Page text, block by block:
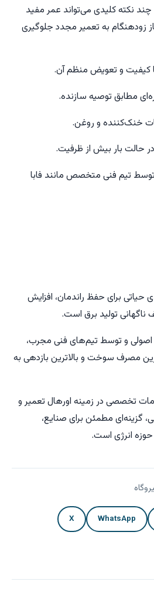
چند نکته کلیدی می‌تواند عمر مفید
زودهنگام به تعمیر مجدد جلوگیری
توسط تیم فنی متخصص مانند فابا
حیاتی برای حفظ راندمان، افزایش
ناگهانی تولید برق است.
اصولی و توسط تیم‌های فنی مجرب،
مصرف سوخت و بالاترین بازدهی به
تخصصی در زمینه اورهال تعمیر و
گزینه‌ای مطمئن برای صنایع،
حوزه انرژی است.
WhatsApp
X